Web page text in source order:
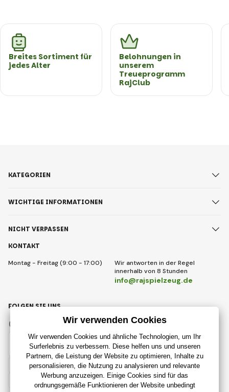
Breites Sortiment für
jedes Alter
Belohnungen in
unserem
Treueprogramm
RajClub
KONTAKT
Montag - Freitag (9:00 - 17:00)
Wir antworten in der Regel
innerhalb von 8 Stunden
info@rajspielzeug.de
KATEGORIEN
WICHTIGE INFORMATIONEN
NICHT VERPASSEN
Deutsch
FOLGEN SIE UNS
Instagram